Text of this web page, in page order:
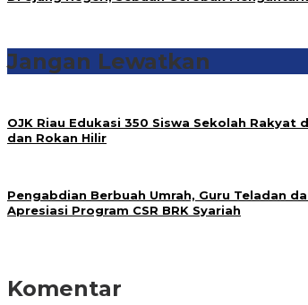
Jangan Lewatkan
OJK Riau Edukasi 350 Siswa Sekolah Rakyat
dan Rokan Hilir
Pengabdian Berbuah Umrah, Guru Teladan
Apresiasi Program CSR BRK Syariah
Komentar